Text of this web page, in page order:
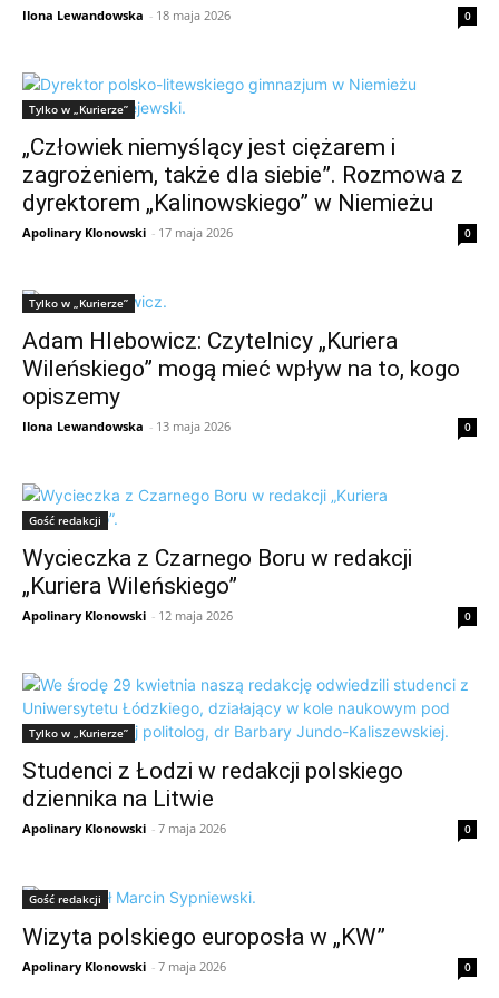
Ilona Lewandowska - 18 maja 2026 0
Tylko w „Kurierze”
„Człowiek niemyślący jest ciężarem i
zagrożeniem, także dla siebie”. Rozmowa z
dyrektorem „Kalinowskiego” w Niemieżu
Apolinary Klonowski - 17 maja 2026 0
Tylko w „Kurierze”
Adam Hlebowicz: Czytelnicy „Kuriera
Wileńskiego” mogą mieć wpływ na to, kogo
opiszemy
Ilona Lewandowska - 13 maja 2026 0
Gość redakcji
Wycieczka z Czarnego Boru w redakcji
„Kuriera Wileńskiego”
Apolinary Klonowski - 12 maja 2026 0
Tylko w „Kurierze”
Studenci z Łodzi w redakcji polskiego
dziennika na Litwie
Apolinary Klonowski - 7 maja 2026 0
Gość redakcji
Wizyta polskiego europosła w „KW”
Apolinary Klonowski - 7 maja 2026 0